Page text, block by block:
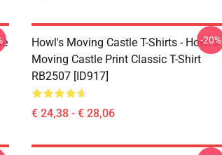
Howl's Moving Castle T-Shirts - Howl's
Moving Castle Print Classic T-Shirt
RB2507 [ID917]
€ 24,38 - € 28,06
-20%